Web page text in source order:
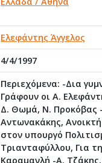
Ελεφάντης Άγγελος
4/4/1997
Περιεχόμενα: -Δια
Γράφουν οι Α.
Δ. Θωμά, Ν. Προκόβας
Αντωνακάκης,
στον υπουργό
Τριανταφύλλου, Για
Καραμανλή -Α.